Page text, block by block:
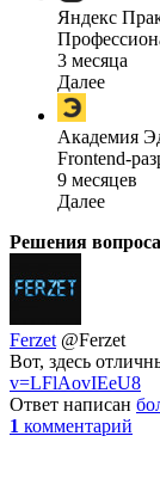
Яндекс
3 месяца
Далее
Академия
Frontend-
9 месяцев
Далее
Решения вопроса
Ferzet @Ferzet
Вот, здесь
v=LFlAovIEeU8
Ответ написан
1 комментарий